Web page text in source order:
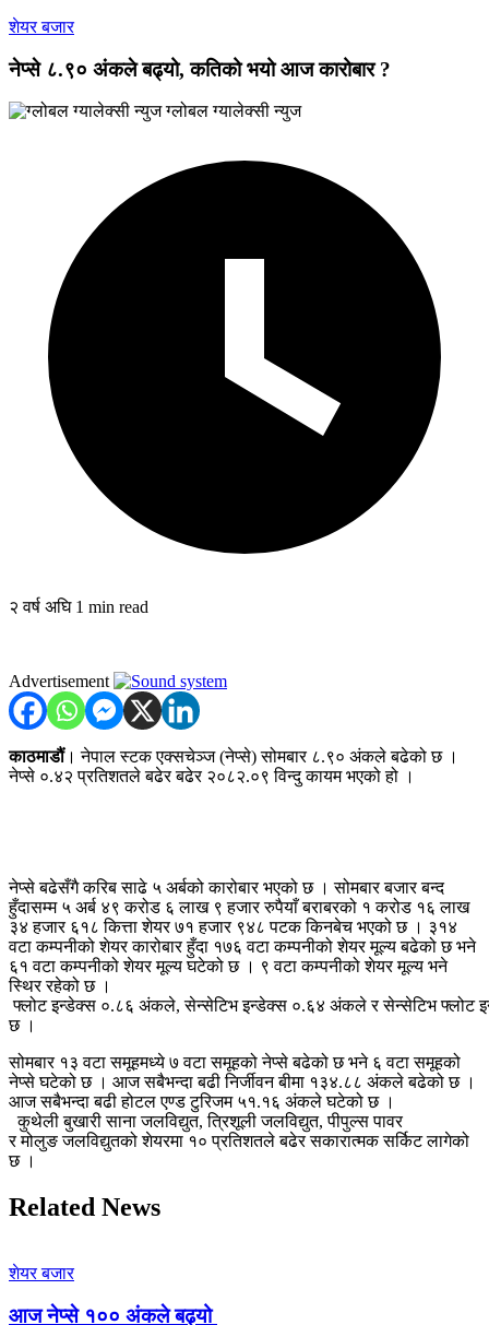
शेयर बजार
नेप्से ८.९० अंकले बढ्यो, कतिको भयो आज कारोबार ?
ग्लोबल ग्यालेक्सी न्युज
२ वर्ष अघि 1 min read
Advertisement
काठमाडौं। नेपाल स्टकएक्सचेञ्ज (नेप्से)सोमबार ८.९० अंकलेबढेको छ ।
नेप्से ०.४२ प्रतिशतले बढेर बढेर २०८२.०९ विन्दु कायम भएको हो ।
नेप्से बढेसँगै करिब साढे ५ अर्बको कारोबार भएको छ ।सोमबार बजार बन्द
हुँदासम्म ५ अर्ब ४९ करोड ६ लाख ९ हजार रुपैयाँ बराबरको १ करोड १६ लाख
३४ हजार ६१८ कित्ता शेयर ७१ हजार ९४८ पटक किनबेच भएको छ । ३१४
वटा कम्पनीको शेयरकारोबारहुँदा १७६ वटा कम्पनीको शेयर मूल्य बढेको छ भने
६१ वटा कम्पनीको शेयर मूल्य घटेको छ । ९ वटा कम्पनीको शेयर मूल्य भने
स्थिर रहेको छ ।
फ्लोटइन्डेक्स ०.८६ अंकले, सेन्सेटिभइन्डेक्स ०.६४ अंकलेरसेन्सेटिभ फ्लोट
छ ।
सोमबार १३ वटा समूहमध्ये ७ वटा समूहको नेप्से बढेको छ भने ६ वटा समूहको
नेप्से घटेको छ । आज सबैभन्दा बढी निर्जीवन बीमा १३४.८८ अंकलेबढेको छ ।
आज सबैभन्दा बढी होटल एण्ड टुरिजम ५१.१६ अंकलेघटेको छ ।
कुथेली बुखारीसाना जलविद्युत, त्रिशूली जलविद्युत,पीपुल्सपावर
रमोलुङजलविद्युतको शेयरमा १० प्रतिशतले बढेर सकारात्मक सर्किट लागेको
छ ।
Related News
शेयर बजार
आज नेप्से १०० अंकले बढ्यो